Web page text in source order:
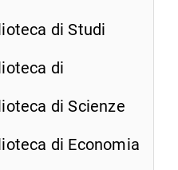
corrente
ricerca
di Studi
di
di Scienze
di Economia